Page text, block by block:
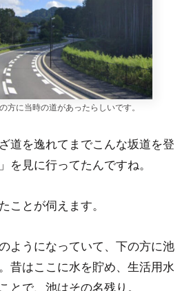
方に当時の道があったらしいです。
道を逸れてまでこんな坂道を登
を見に行ってたんですね。
ことが伺えます。
ようになっていて、下の方に池
昔はここに水を貯め、生活用水
とで、池はその名残り。